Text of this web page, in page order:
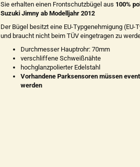
Sie erhalten einen Frontschutzbügel aus 100%
Suzuki Jimny ab Modelljahr 2012
Der Bügel besitzt eine EU-Typgenehmigung
und braucht nicht beim TÜV eingetragen zu
Durchmesser Hauptrohr: 70mm
verschliffene Schweißnähte
hochglanzpolierter Edelstahl
Vorhandene Parksensoren müssen
werden